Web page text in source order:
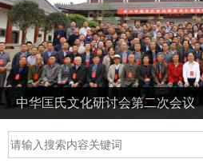
匡氏家谱
中华匡氏文化研讨会第二次会议